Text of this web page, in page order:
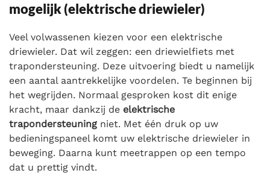
mogelijk (elektrische driewieler)
Veel volwassenen kiezen voor een elektrische
driewieler. Dat wil zeggen: een driewielfiets met
trapondersteuning. Deze uitvoering biedt u namelijk
een aantal aantrekkelijke voordelen. Te beginnen bij
het wegrijden. Normaal gesproken kost dit enige
kracht, maar dankzij de elektrische
trapondersteuning niet. Met één druk op uw
bedieningspaneel komt uw elektrische driewieler in
beweging. Daarna kunt meetrappen op een tempo
dat u prettig vindt.